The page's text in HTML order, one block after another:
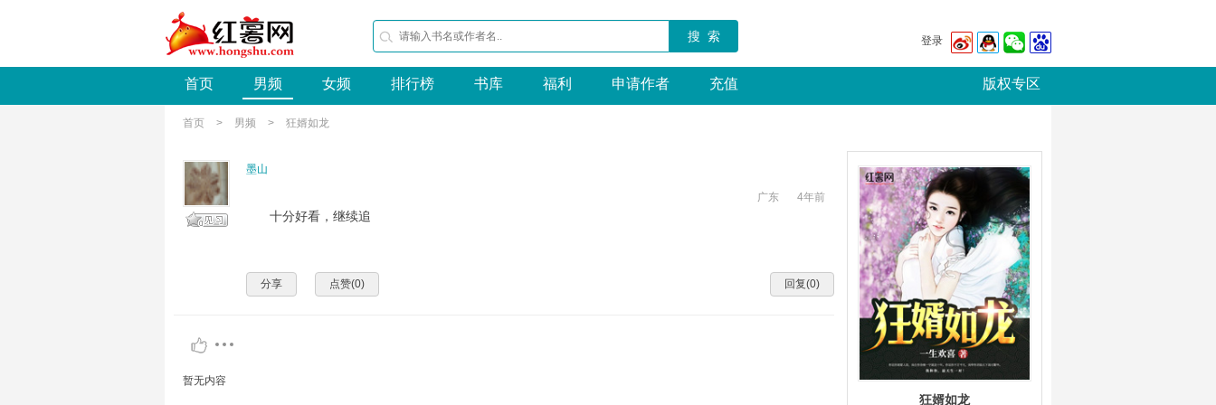
搜 索 登录
首页 男频 女频 排行榜 书库 福利 申请作者 充值 版权专区
首页 > 男频 > 狂婿如龙
墨山
广东 4年前
十分好看，继续追
分享 点赞(0) 回复(0)
暂无内容
狂婿如龙